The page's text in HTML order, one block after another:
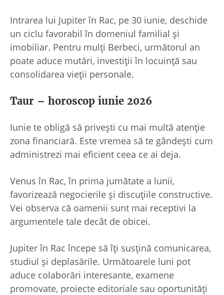
Intrarea lui Jupiter în Rac, pe 30 iunie, deschide
un ciclu favorabil în domeniul familial și
imobiliar. Pentru mulți Berbeci, următorul an
poate aduce mutări, investiții în locuință sau
consolidarea vieții personale.
Taur – horoscop iunie 2026
Iunie te obligă să privești cu mai multă atenție
zona financiară. Este vremea să te gândești cum
administrezi mai eficient ceea ce ai deja.
Venus în Rac, în prima jumătate a lunii,
favorizează negocierile și discuțiile constructive.
Vei observa că oamenii sunt mai receptivi la
argumentele tale decât de obicei.
Jupiter în Rac începe să îți susțină comunicarea,
studiul și deplasările. Următoarele luni pot
aduce colaborări interesante, examene
promovate, proiecte editoriale sau oportunități